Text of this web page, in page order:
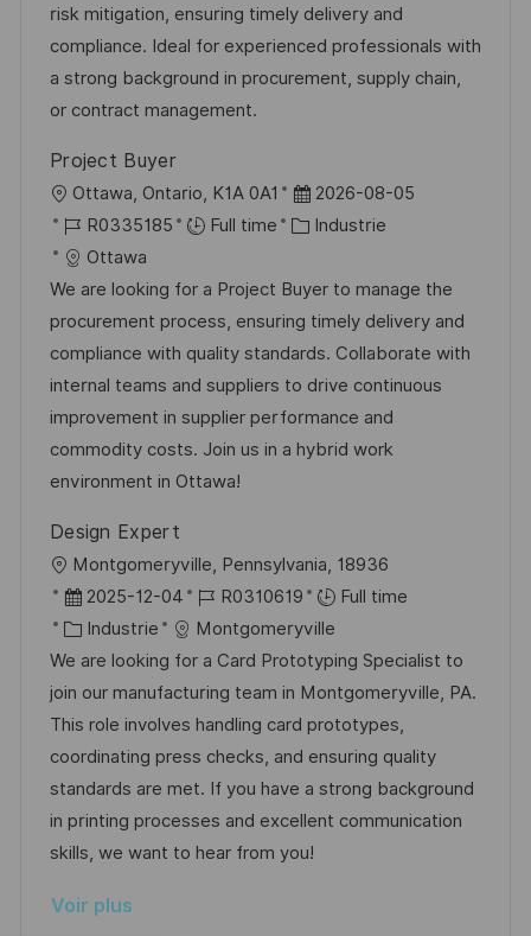
a
t
i
o
f
f
i
g
e
n
c
e
d
p
o
s
t
e
r
i
e
risk mitigation, ensuring timely delivery and
compliance. Ideal for experienced professionals with
a strong background in procurement, supply chain,
or contract management.
Project Buyer
o
c
a
l
i
s
a
t
i
n
Ottawa, Ontario, K1A 0A1
D
a
e
d
’
a
f
f
a
g
e
2026-08-05
R
é
f
é
r
e
n
c
e
u
p
o
s
t
e
R0335185 Full time
C
t
é
g
o
r
i
Industrie
Ottawa
We are looking for a Project Buyer to manage the
procurement process, ensuring timely delivery and
compliance with quality standards. Collaborate with
internal teams and suppliers to drive continuous
improvement in supplier performance and
commodity costs. Join us in a hybrid work
environment in Ottawa!
Design Expert
o
c
a
l
i
s
a
t
i
n
Montgomeryville, Pennsylvania, 18936
D
a
t
e
d
’
a
f
f
c
2025-12-04
R
é
f
é
r
e
n
c
e
R0310619
Full time
C
a
t
é
g
o
r
i
Industrie
Montgomeryville
We are looking for a Card Prototyping Specialist to
join our manufacturing team in Montgomeryville, PA.
This role involves handling card prototypes,
coordinating press checks, and ensuring quality
standards are met. If you have a strong background
in printing processes and excellent communication
skills, we want to hear from you!
Voir plus